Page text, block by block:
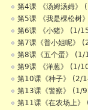
第4课 《汤姆汤姆》
第5课 《我是棵松树
第6课 《小猪》 (1/
第7课《普小姐呢》
第8课《五个蛋》 (1/
第9课 《洋葱》 (1/
第10课《种子》 (2/
第13课《警察》 (1/
第11课《在农场上